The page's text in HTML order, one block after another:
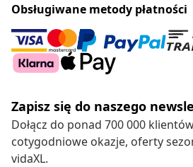
Obsługiwane metody płatności
Zapisz się do naszego
Dołącz do ponad 700 000
cotygodniowe okazje, oferty
vidaXL.